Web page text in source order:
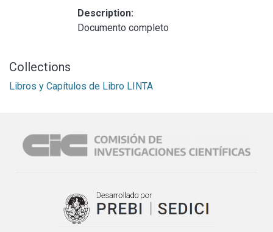
Description:
Documento completo
Collections
Libros y Capítulos de Libro LINTA